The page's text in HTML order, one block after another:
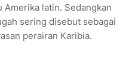
latin. Sedangkan
sering disebut sebagai
perairan Karibia.